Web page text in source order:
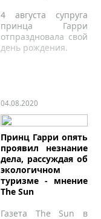
4 августа супруга
принца Гарри
отпраздновала свой
день рождения.
04.08.2020
Принц Гарри опять
проявил незнание
дела, рассуждая об
экологичном
туризме - мнение
The Sun
Газета The Sun в